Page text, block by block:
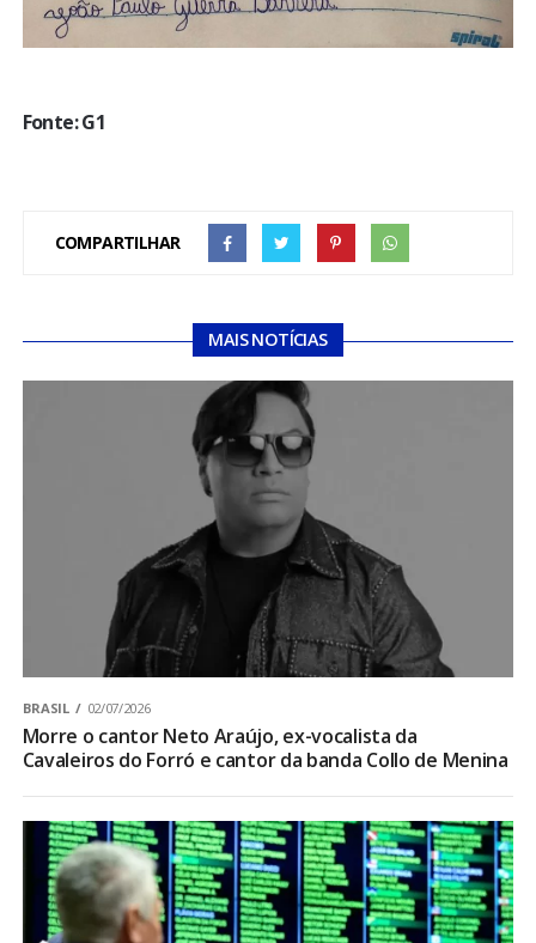
Fonte: G1
COMPARTILHAR
MAIS NOTÍCIAS
BRASIL 02/07/2026
Morre o cantor Neto Araújo, ex-vocalista da
Cavaleiros do Forró e cantor da banda Collo de Menina